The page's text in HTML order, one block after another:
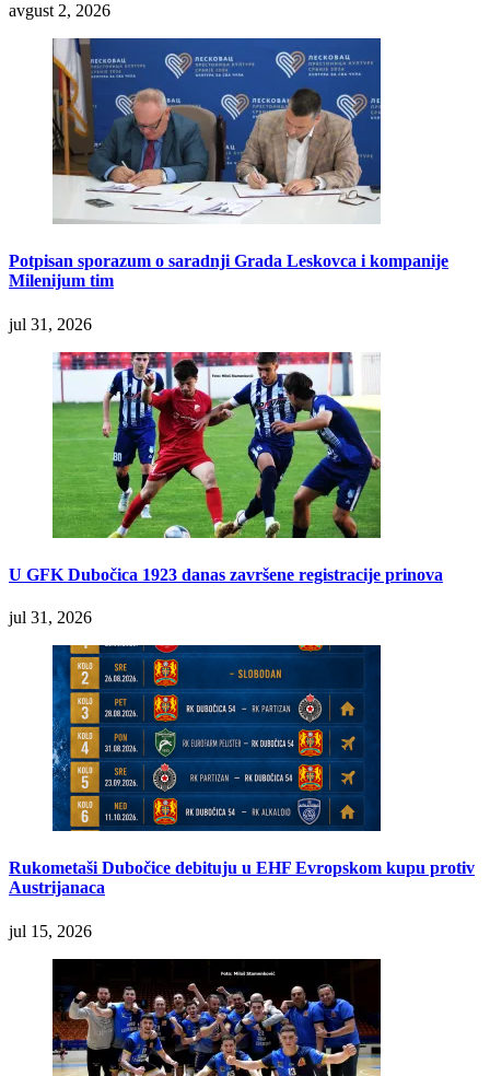
avgust 2, 2026
Potpisan sporazum o saradnji Grada Leskovca i kompanije
Milenijum tim
jul 31, 2026
U GFK Dubočica 1923 danas završene registracije prinova
jul 31, 2026
Rukometaši Dubočice debituju u EHF Evropskom kupu protiv
Austrijanaca
jul 15, 2026